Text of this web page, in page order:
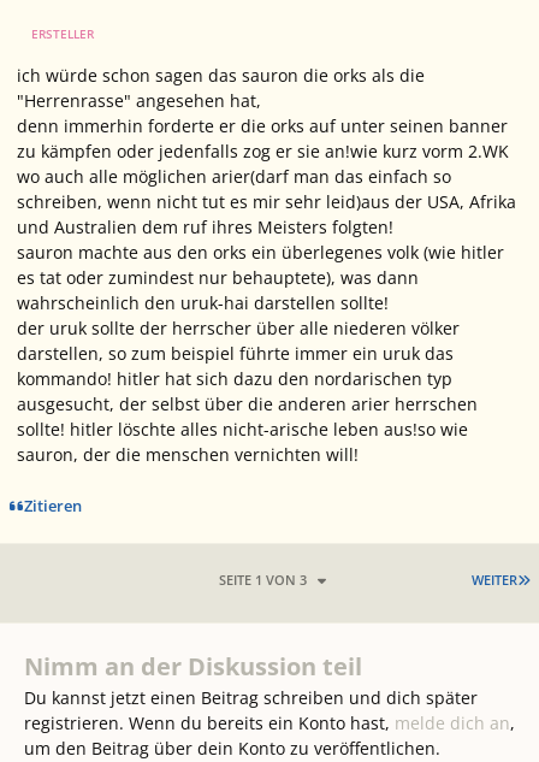
ERSTELLER
ich würde schon sagen das sauron die orks als die
"Herrenrasse" angesehen hat,
denn immerhin forderte er die orks auf unter seinen banner
zu kämpfen oder jedenfalls zog er sie an!wie kurz vorm 2.WK
wo auch alle möglichen arier(darf man das einfach so
schreiben, wenn nicht tut es mir sehr leid)aus der USA, Afrika
und Australien dem ruf ihres Meisters folgten!
sauron machte aus den orks ein überlegenes volk (wie hitler
es tat oder zumindest nur behauptete), was dann
wahrscheinlich den uruk-hai darstellen sollte!
der uruk sollte der herrscher über alle niederen völker
darstellen, so zum beispiel führte immer ein uruk das
kommando! hitler hat sich dazu den nordarischen typ
ausgesucht, der selbst über die anderen arier herrschen
sollte! hitler löschte alles nicht-arische leben aus!so wie
sauron, der die menschen vernichten will!
Zitieren
WEITER
SEITE 1 VON 3
Nimm an der Diskussion teil
Du kannst jetzt einen Beitrag schreiben und dich später
registrieren. Wenn du bereits ein Konto hast, melde dich an,
um den Beitrag über dein Konto zu veröffentlichen.